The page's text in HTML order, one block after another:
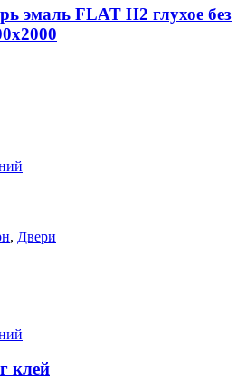
эмаль FLAT H2 глухое без
, Двери
клей